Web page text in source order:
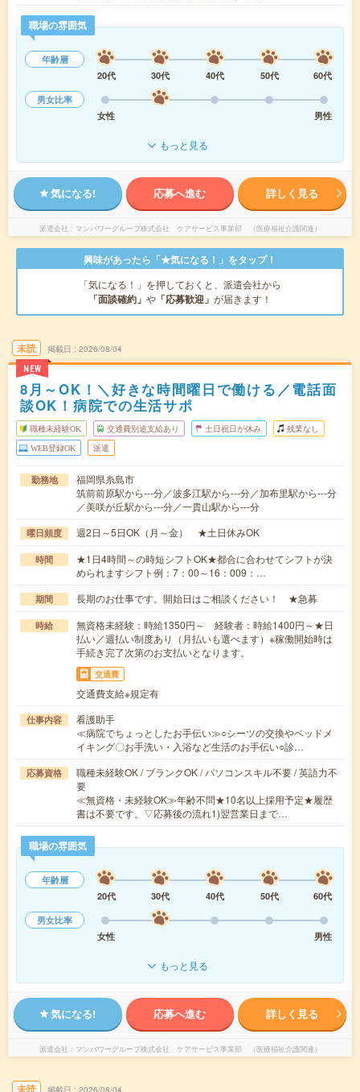
職場の雰囲気
年齢層
20代
30代 40代 50代
60代
男女比率
女性
男性
もっと見る
気になる! 応募へ進む 詳しく見る
派遣会社 マンパワーグループ株式会社 ケアサービス事業部 （医療福祉介護関連）
興味があったら「★気になる！」をタップ！
「気になる！」を押しておくと、派遣会社から
「面談確約」 や 「応募歓迎」 が届きます！
未読
NEW
掲載日 2026/08/04
8月～OK！＼好きな時間曜日で働ける／電話面
談OK！病院での生活サポ
職種未経験OK 交通費別途支給あり 土日祝日が休み 残業なし
WEB登録OK 派遣
勤務地
福岡県糸島市
筑前前原駅から---分／波多江駅から---分／加布里駅から---分
／美咲が丘駅から---分／一貴山駅から---分
曜日頻度 週2日～5日OK（月～金） ★土日休みOK
時間
★1日4時間～の時短シフトOK★都合に合わせてシフトが決
められますシフト例：7：00～16：009：…
期間 長期のお仕事です。開始日はご相談ください！ ★急募
時給
無資格未経験：時給1350円～ 経験者：時給1400円～★日
払い／週払い制度あり（月払いも選べます）※稼働開始時は
手続き完了次第のお支払いとなります。
交通費
交通費支給※規定有
仕事内容
看護助手
≪病院でちょっとしたお手伝い≫○シーツの交換やベッドメ
イキング〇お手洗い・入浴など生活のお手伝い○診…
応募資格
職種未経験OK / ブランクOK / パソコンスキル不要 / 英語力不
要
≪無資格・未経験OK≫年齢不問★10名以上採用予定★履歴
書は不要です。▽応募後の流れ1)翌営業日まで…
職場の雰囲気
年齢層
20代
30代 40代 50代
60代
男女比率
女性
男性
もっと見る
気になる! 応募へ進む 詳しく見る
派遣会社 マンパワーグループ株式会社 ケアサービス事業部 （医療福祉介護関連）
未読 掲載日 2026/08/04